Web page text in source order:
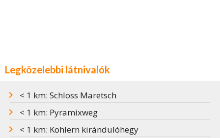
Legközelebbi látnivalók
< 1 km: Schloss Maretsch
< 1 km: Pyramixweg
< 1 km: Kohlern kirándulóhegy